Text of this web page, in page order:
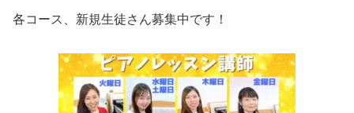
各コース、新規生徒さん募集中です！